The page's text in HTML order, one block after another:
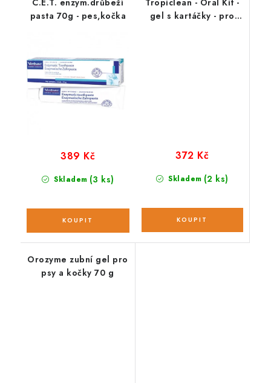
pasta 70g - pes,kočka
Skladem (3 ks)
389 Kč
gel s kartáčky - pro
Skladem (2 ks)
372 Kč
Orozyme zubní gel pro
psy a kočky 70 g